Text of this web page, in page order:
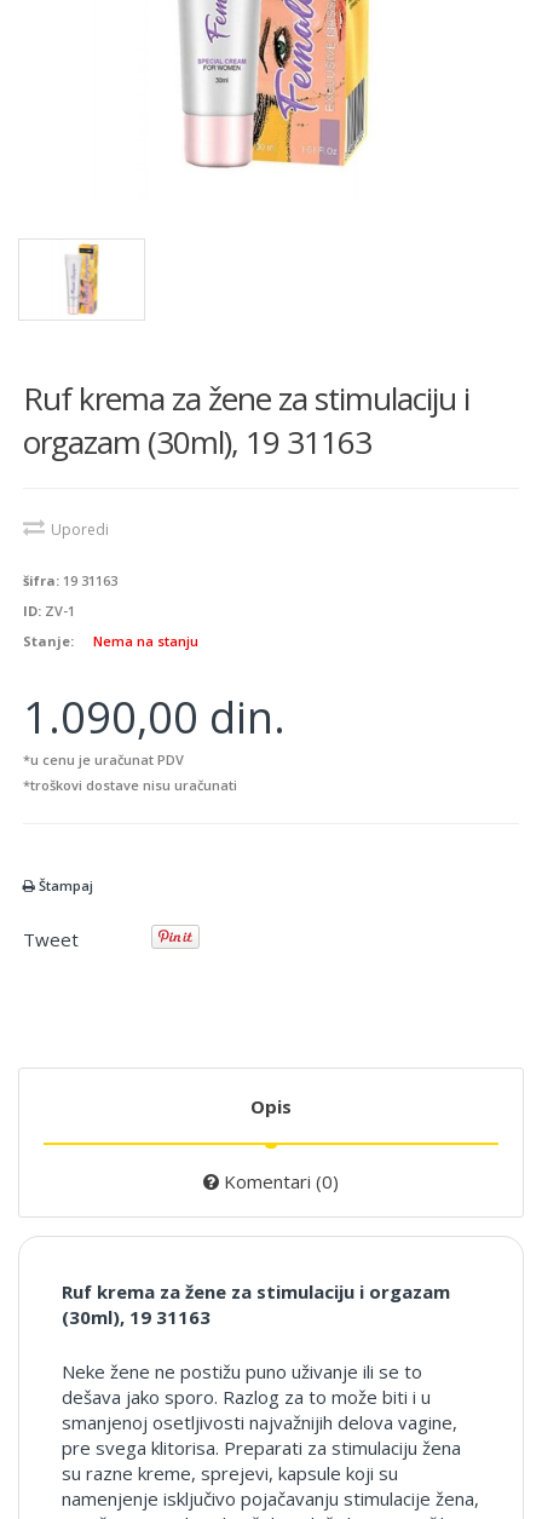
Ruf krema za žene za stimulaciju i
orgazam (30ml), 19 31163
Uporedi
šifra: 19 31163
ID: ZV-1
Stanje:
Nema na stanju
1.090,00 din.
*u cenu je uračunat PDV
*troškovi dostave nisu uračunati
Štampaj
Tweet
Opis
Komentari (0)
Ruf krema za žene za stimulaciju i orgazam
(30ml), 19 31163
Neke žene ne postižu puno uživanje ili se to
dešava jako sporo. Razlog za to može biti i u
smanjenoj osetljivosti najvažnijih delova vagine,
pre svega klitorisa. Preparati za stimulaciju žena
su razne kreme, sprejevi, kapsule koji su
namenjenje isključivo pojačavanju stimulacije žena,